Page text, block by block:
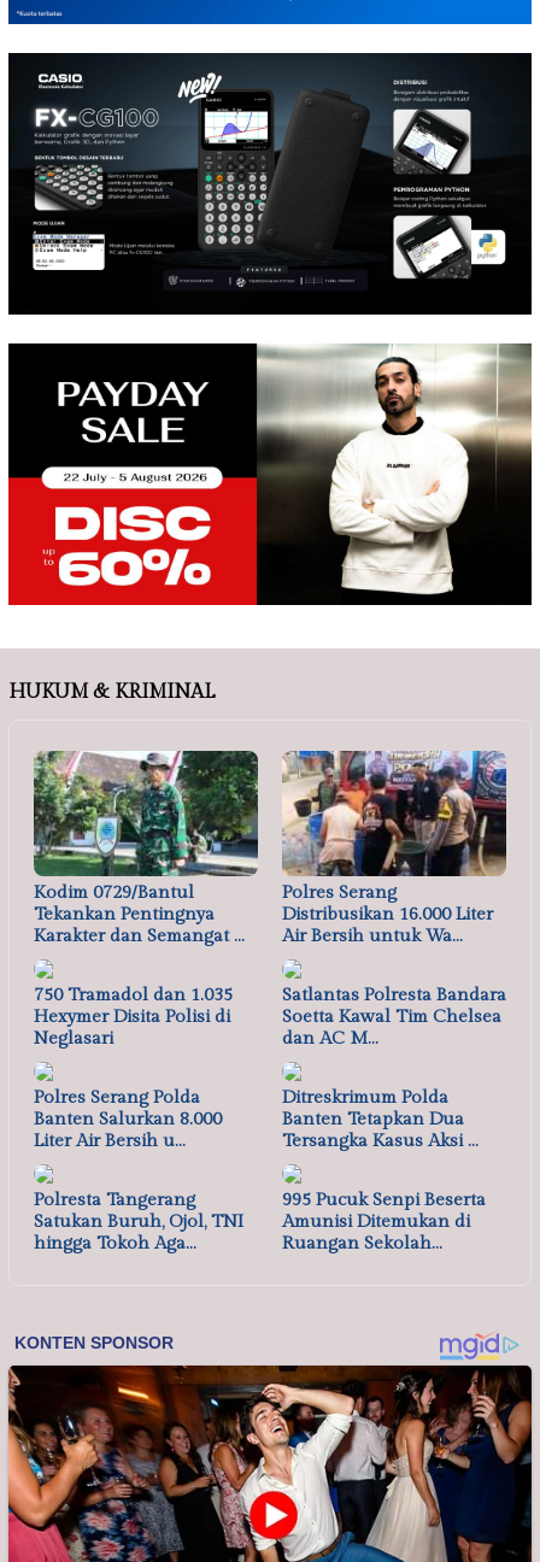
HUKUM & KRIMINAL
Kodim 0729/Bantul
Tekankan Pentingnya
Karakter dan Semangat …
Polres Serang
Distribusikan 16.000 Liter
Air Bersih untuk Wa…
750 Tramadol dan 1.035
Hexymer Disita Polisi di
Neglasari
Satlantas Polresta Bandara
Soetta Kawal Tim Chelsea
dan AC M…
Polres Serang Polda
Banten Salurkan 8.000
Liter Air Bersih u…
Ditreskrimum Polda
Banten Tetapkan Dua
Tersangka Kasus Aksi …
Polresta Tangerang
Satukan Buruh, Ojol, TNI
hingga Tokoh Aga…
995 Pucuk Senpi Beserta
Amunisi Ditemukan di
Ruangan Sekolah…